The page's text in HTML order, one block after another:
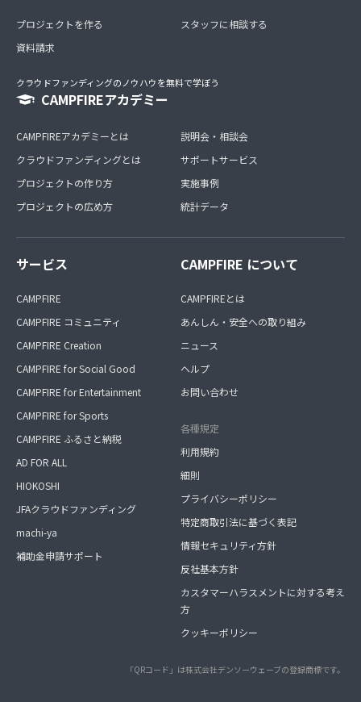
プロジェクトを作る
資料請求
スタッフに相談する
クラウドファンディングのノウハウを無料で学ぼう
CAMPFIREアカデミー
CAMPFIREアカデミーとは
クラウドファンディングとは
プロジェクトの作り方
プロジェクトの広め方
説明会・相談会
サポートサービス
実施事例
統計データ
サービス
CAMPFIRE
CAMPFIRE コミュニティ
CAMPFIRE Creation
CAMPFIRE for Social Good
CAMPFIRE for Entertainment
CAMPFIRE for Sports
CAMPFIRE ふるさと納税
AD FOR ALL
HIOKOSHI
JFAクラウドファンディング
machi-ya
補助金申請サポート
CAMPFIRE について
CAMPFIREとは
あんしん・安全への取り組み
ニュース
ヘルプ
お問い合わせ
各種規定
利用規約
細則
プライバシーポリシー
特定商取引法に基づく表記
情報セキュリティ方針
反社基本方針
カスタマーハラスメントに対する考え
方
クッキーポリシー
「QRコード」は株式会社デンソーウェーブの登録商標です。